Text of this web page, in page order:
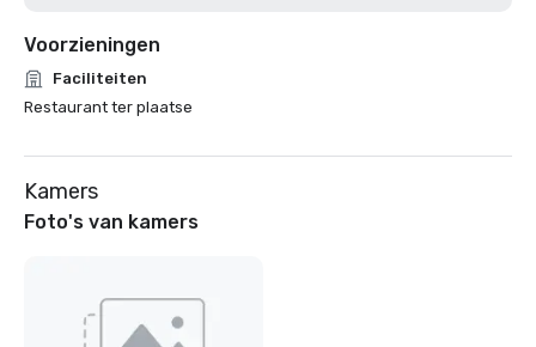
Voorzieningen
Faciliteiten
Restaurant ter plaatse
Kamers
Foto's van kamers